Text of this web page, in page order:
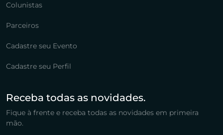
Colunistas
Parceiros
Cadastre seu Evento
Cadastre seu Perfil
Receba todas as novidades.
Fique à frente e receba todas as novidades em primeira
mão.